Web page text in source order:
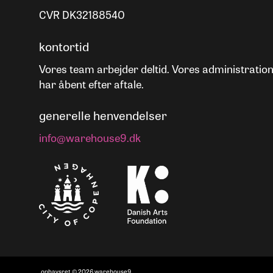
CVR DK32188540
kontortid
Vores team arbejder deltid. Vores administration
har åbent efter aftale.
generelle henvendelser
info@warehouse9.dk